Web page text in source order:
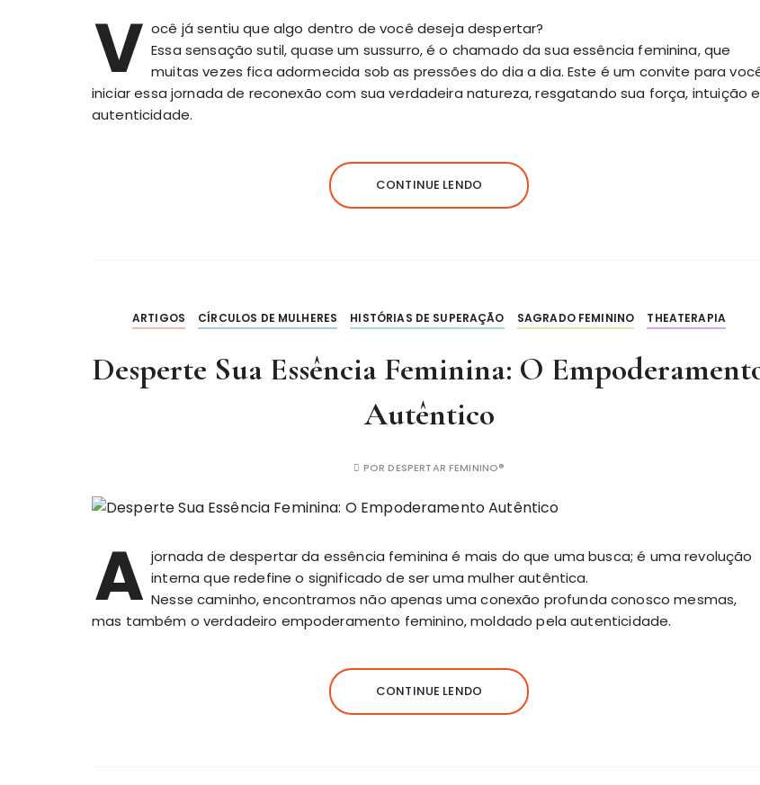
V ocê já sentiu que algo dentro de você deseja despertar?
Essa sensação sutil, quase um sussurro, é o chamado da sua essência feminina, que
muitas vezes fica adormecida sob as pressões do dia a dia. Este é um convite para
iniciar essa jornada de reconexão com sua verdadeira natureza, resgatando sua força, intuição e
autenticidade.
CONTINUE LENDO
ARTIGOS CÍRCULOS DE MULHERES HISTÓRIAS DE SUPERAÇÃO SAGRADO FEMININO THEATERAPIA
Desperte Sua Essência Feminina: O
Autêntico
PORDESPERTAR FEMININO®
A jornada de despertar da essência feminina é mais do que uma busca; é uma revolução
interna que redefine o significado de ser uma mulher autêntica.
Nesse caminho, encontramos não apenas uma conexão profunda conosco mesmas,
mas também o verdadeiro empoderamento feminino, moldado pela autenticidade.
CONTINUE LENDO